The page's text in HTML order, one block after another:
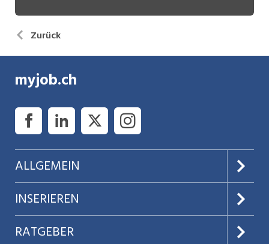
Zurück
myjob.ch
ALLGEMEIN
Über uns
AGB
INSERIEREN
Preise & Leistungen
RATGEBER